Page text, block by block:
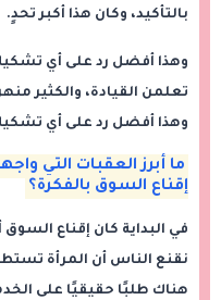
بالتأكيد، وكان هذا أكبر تحدٍ.
وهذا أفضل رد على أي تشكيك.
تعلمن القيادة، والكثير
وهذا أفضل رد على أي
ما أبرز العقبات التي
إقناع السوق بالفكرة؟
في البداية كان إقناع
نقنع الناس أن المرأة
هناك طلبًا حقيقيًا على